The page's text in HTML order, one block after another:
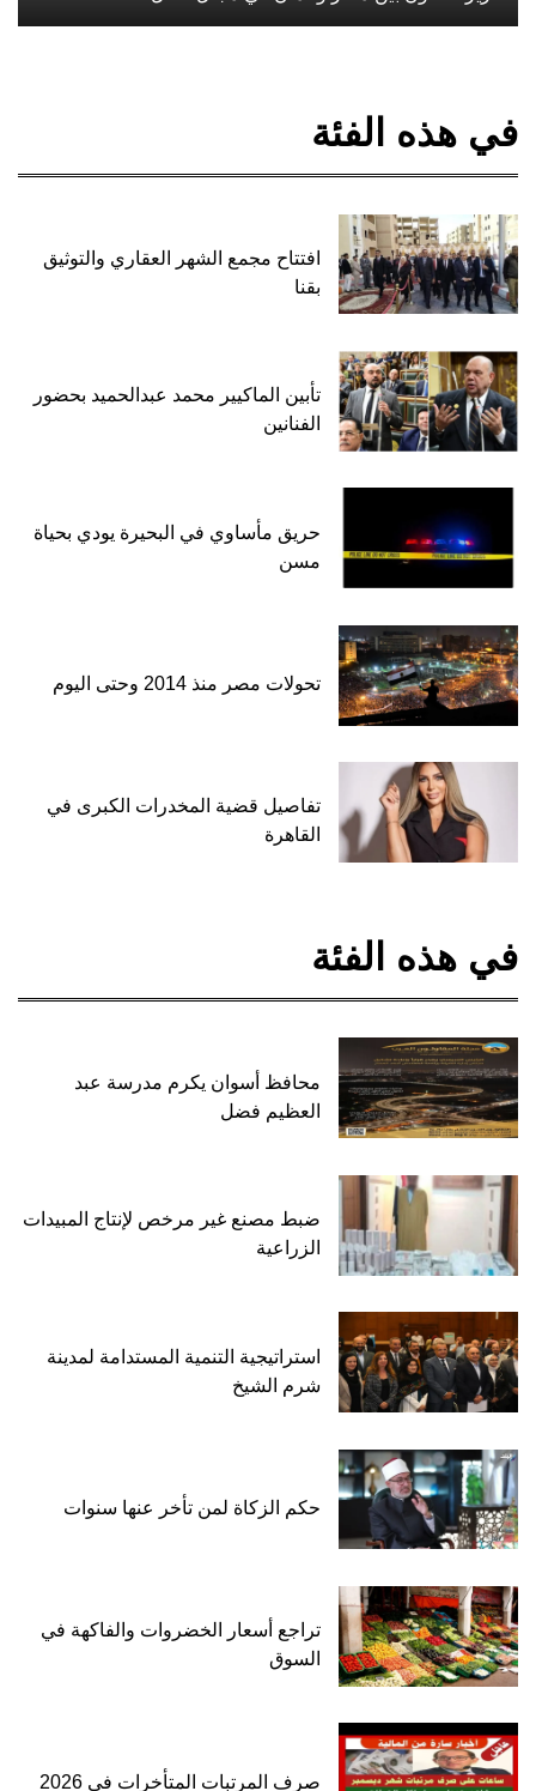
في هذه الفئة
افتتاح مجمع الشهر العقاري والتوثيق
بقنا
تأبين الماكيير محمد عبدالحميد بحضور
الفنانين
حريق مأساوي في البحيرة يودي بحياة
مسن
تحولات مصر منذ 2014 وحتى اليوم
تفاصيل قضية المخدرات الكبرى في
القاهرة
في هذه الفئة
محافظ أسوان يكرم مدرسة عبد
العظيم فضل
ضبط مصنع غير مرخص لإنتاج المبيدات
الزراعية
استراتيجية التنمية المستدامة لمدينة
شرم الشيخ
حكم الزكاة لمن تأخر عنها سنوات
تراجع أسعار الخضروات والفاكهة في
السوق
صرف المرتبات المتأخرات في 2026